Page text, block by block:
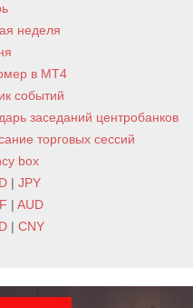
неделя
в MT4
событий
заседаний центробанков
торговых сессий
box
| JPY
| AUD
| CNY